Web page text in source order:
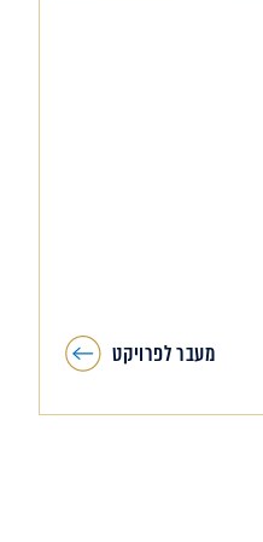
מעבר לפרויקט